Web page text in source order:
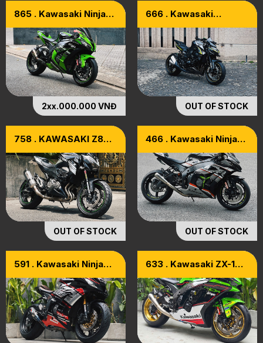
865 . Kawasaki Ninja
2016
2xx.000.000 VNĐ
666 . Kawasaki
Model 2017
OUT OF STOCK
758 . KAWASAKI Z800
OUT OF STOCK
466 . Kawasaki Ninja
2016 - [ZX-10R]
OUT OF STOCK
591 . Kawasaki Ninja
Anniversary Special
Edition 2015
633 . Kawasaki ZX-10R